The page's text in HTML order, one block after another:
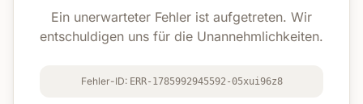
Ein unerwarteter Fehler ist aufgetreten. Wir
entschuldigen uns für die Unannehmlichkeiten.
Fehler-ID: ERR-1785992945592-05xui96z8